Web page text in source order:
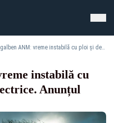
Cod galben ANM: vreme instabilă cu ploi și descărcări electrice. Anunțul meteorologilor
instabilă cu
Anunțul